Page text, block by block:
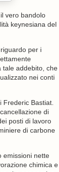
vero bandolo
keynesiana del
per i
tale addebito, che
nei conti
Bastiat.
di
posti di lavoro
di carbone
emissioni nette
chimica e